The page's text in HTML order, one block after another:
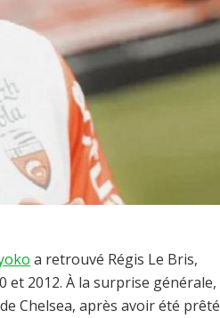
a retrouvé Régis Le Bris,
et 2012. À la surprise générale,
Chelsea, après avoir été prêté